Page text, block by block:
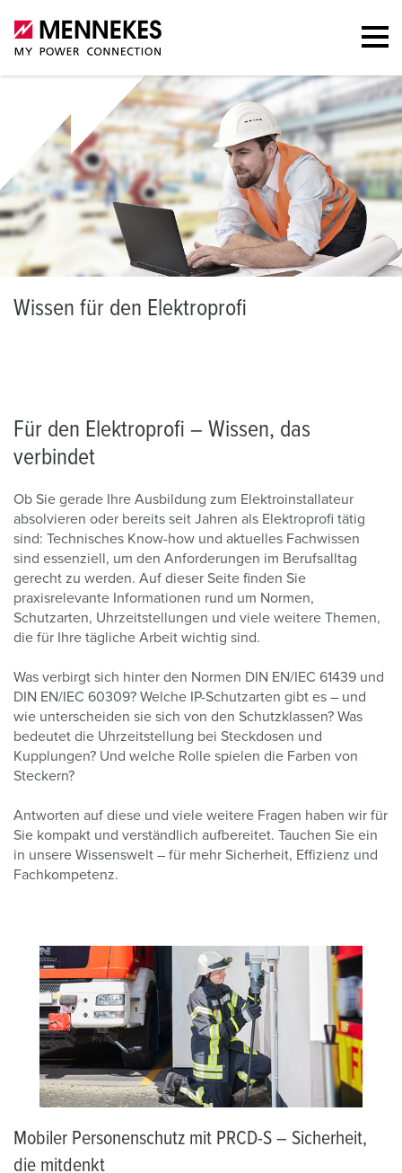
Wissen für den Elektroprofi
Für den Elektroprofi – Wissen, das
verbindet
Ob Sie gerade Ihre Ausbildung zum Elektroinstallateur
absolvieren oder bereits seit Jahren als Elektroprofi tätig
sind: Technisches Know-how und aktuelles Fachwissen
sind essenziell, um den Anforderungen im Berufsalltag
gerecht zu werden. Auf dieser Seite finden Sie
praxisrelevante Informationen rund um Normen,
Schutzarten, Uhrzeitstellungen und viele weitere Themen,
die für Ihre tägliche Arbeit wichtig sind.
Was verbirgt sich hinter den Normen DIN EN/IEC 61439 und
DIN EN/IEC 60309? Welche IP-Schutzarten gibt es – und
wie unterscheiden sie sich von den Schutzklassen? Was
bedeutet die Uhrzeitstellung bei Steckdosen und
Kupplungen? Und welche Rolle spielen die Farben von
Steckern?
Antworten auf diese und viele weitere Fragen haben wir für
Sie kompakt und verständlich aufbereitet. Tauchen Sie ein
in unsere Wissenswelt – für mehr Sicherheit, Effizienz und
Fachkompetenz.
Mobiler Personenschutz mit PRCD-S – Sicherheit,
die mitdenkt